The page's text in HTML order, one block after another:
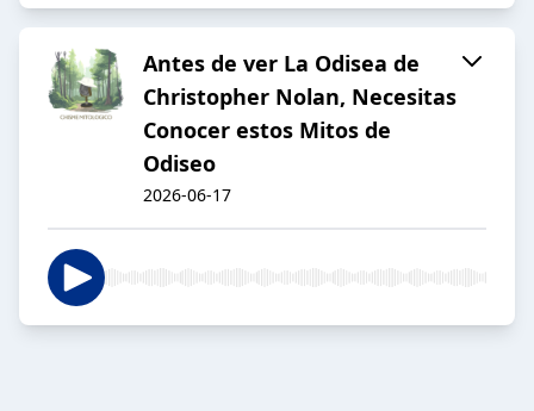
Antes de ver La Odisea de
Christopher Nolan, Necesitas
Conocer estos Mitos de
Odiseo
2026-06-17